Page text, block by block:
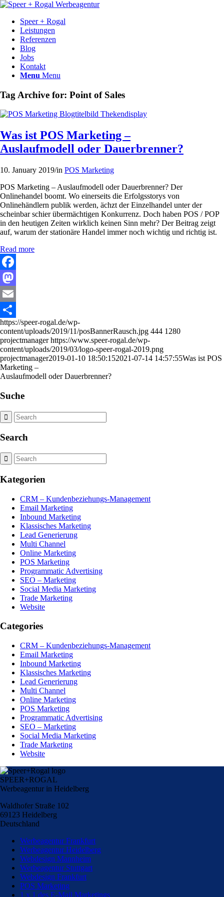
Speer + Rogal
Leistungen
Referenzen
Blog
Jobs
Kontakt
Menu Menu
Tag Archive for: Point of Sales
Was ist POS Marketing –
Auslaufmodell oder Dauerbrenner?
10. January 2019/in POS Marketing
POS Marketing – Auslaufmodell oder Dauerbrenner? Der
Onlinehandel boomt. Wo einerseits die Erfolgsstorys von
Onlinehändlern publik werden, ächzt der Einzelhandel unter der
scheinbar schier übermächtigen Konkurrenz. Doch haben POS / POP
in den heutigen Zeiten wirklich keinen Sinn mehr? Der Beitrag zeigt
auf, warum der stationäre Handel immer noch wichtig und richtig ist.
Read more
Facebook
Mastodon
Email
Share
https://speer-rogal.de/wp-
content/uploads/2019/11/posBannerRausch.jpg 444 1280
projectmanager https://www.speer-rogal.de/wp-
content/uploads/2019/03/logo-speer-rogal-2019.png
projectmanager2019-01-10 18:50:152021-07-14 14:57:55Was ist POS
Marketing –
Auslaufmodell oder Dauerbrenner?
Suche
Search
Kategorien
CRM – Kundenbeziehungs-Management
Email Marketing
Inbound Marketing
Klassisches Marketing
Lead Generierung
Multi Channel
Online Marketing
POS Marketing
Programmatic Advertising
SEO – Marketing
Social Media Marketing
Trade Marketing
Website
Categories
CRM – Kundenbeziehungs-Management
Email Marketing
Inbound Marketing
Klassisches Marketing
Lead Generierung
Multi Channel
Online Marketing
POS Marketing
Programmatic Advertising
SEO – Marketing
Social Media Marketing
Trade Marketing
Website
SPEER+ROGAL
Werbeagentur in Heidelberg
Waldhofer Straße 102
69123 Heidelberg
Deutschland
Werbeagentur Frankfurt
Werbeagentur Heidelberg
Webdesign Mannheim
Werbeagentur Stuttgart
Webdesign Frankfurt
POS Marketing
1 x 1 des E-Mail Marketings